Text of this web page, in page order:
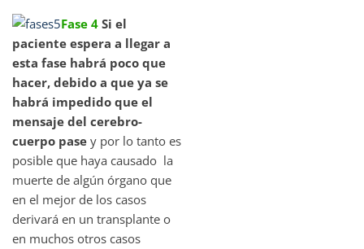
Fase 4 Si el
paciente espera a llegar a
esta fase habrá poco que
hacer, debido a que ya se
habrá impedido que el
mensaje del cerebro-
cuerpo pase y por lo tanto es
posible que haya causado la
muerte de algún órgano que
en el mejor de los casos
derivará en un transplante o
en muchos otros casos